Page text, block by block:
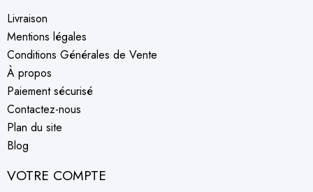
Livraison
Mentions légales
Conditions Générales de Vente
À propos
Paiement sécurisé
Contactez-nous
Plan du site
Blog
VOTRE COMPTE